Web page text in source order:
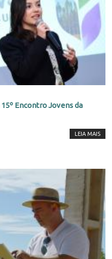
Encontro Jovens da
LEIA MAIS